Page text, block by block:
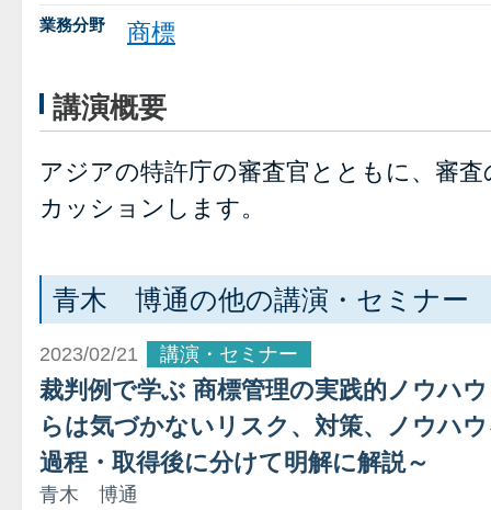
業務分野 商標
講演概要
アジアの特許庁の審査官とともに、審
カッションします。
青木 博通の他の講演・セミナー
2023/02/21 講演・セミナー
裁判例で学ぶ 商標管理の実践的ノウハ
らは気づかないリスク、対策、ノウハ
過程・取得後に分けて明解に解説～
青木 博通